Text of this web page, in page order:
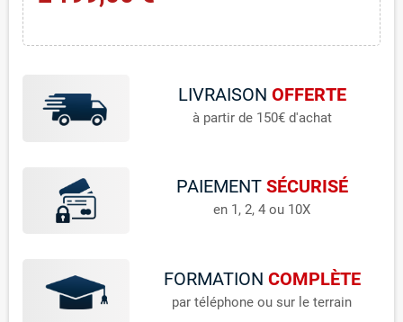
LIVRAISON OFFERTE
à partir de 150€ d'achat
PAIEMENT SÉCURISÉ
en 1, 2, 4 ou 10X
FORMATION COMPLÈTE
par téléphone ou sur le terrain